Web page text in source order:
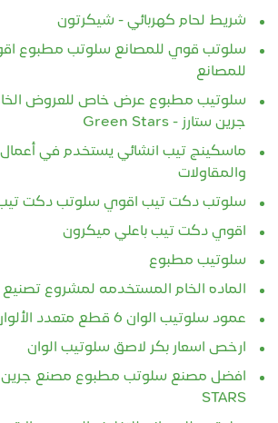
شريط لحام كهربائي - شيكرتون
سلوتب قوي للمصانع سلوتب مطبوع
للمصانع
سلوتيب مطبوع عرض خاص للعروض
جرين ستارز - Green Stars
ماسكينج تيب انشائي يستخدم في أعمال
والمقاولات
سلوتب دكت تيب اقوي سلوتب دكت
اقوي دكت تيب باعلي ميكرون
سلوتيب مطبوع
الماده الخام المستخدمه لمشروع
عمود سلوتيب الوان 6 قطع متعدد الألوان
ارخص اسعار بكر لاصق سلوتيب الوان
STARS